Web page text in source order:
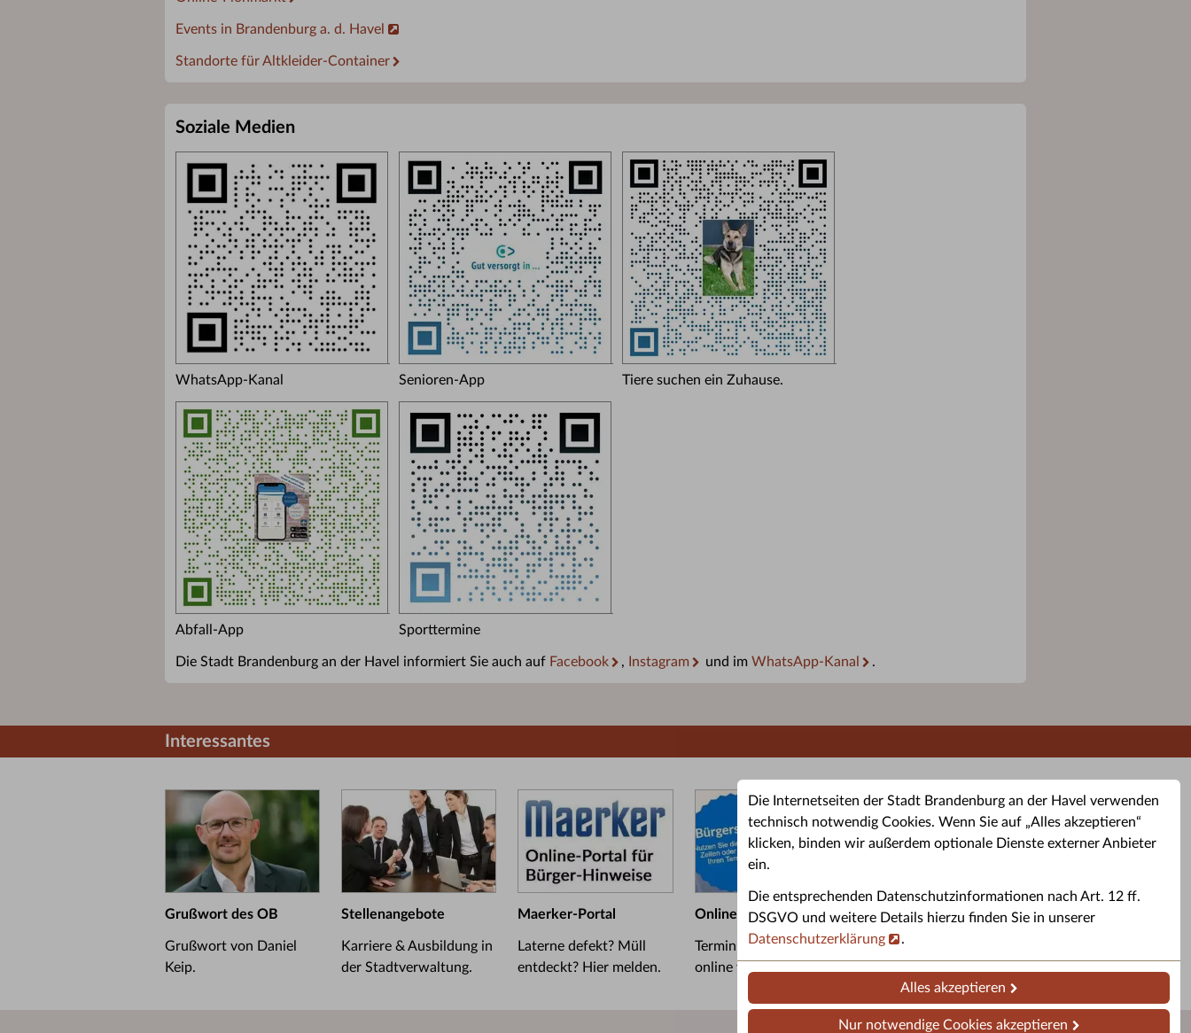
Die Internetseiten der Stadt Brandenburg an der Havel verwenden
technisch notwendig Cookies. Wenn Sie auf „Alles akzeptieren“
klicken, binden wir außerdem optionale Dienste externer Anbieter
ein.
Die entsprechenden Datenschutzinformationen nach Art. 12 ff.
DSGVO und weitere Details hierzu finden Sie in unserer
Datenschutzerklärung
.
Alles akzeptieren
Nur notwendige Cookies akzeptieren
Events in Brandenburg a. d. Havel
Standorte für Altkleider-Container
Soziale Medien
WhatsApp-Kanal Senioren-App Tiere suchen ein Zuhause.
Abfall-App Sporttermine
Die Stadt Brandenburg an der Havel informiert Sie auch auf Facebook , Instagram und im WhatsApp-Kanal .
Interessantes
Grußwort des OB
Grußwort von Daniel
Keip.
Stellenangebote
Karriere & Ausbildung in
der Stadtverwaltung.
Maerker-Portal
Laterne defekt? Müll
entdeckt? Hier melden.
Online-Terminbuchung
Termin im Bürgerservice
online vereinbaren.
Altkleider-Container
Standorte für Altkleider-
Sporttermine